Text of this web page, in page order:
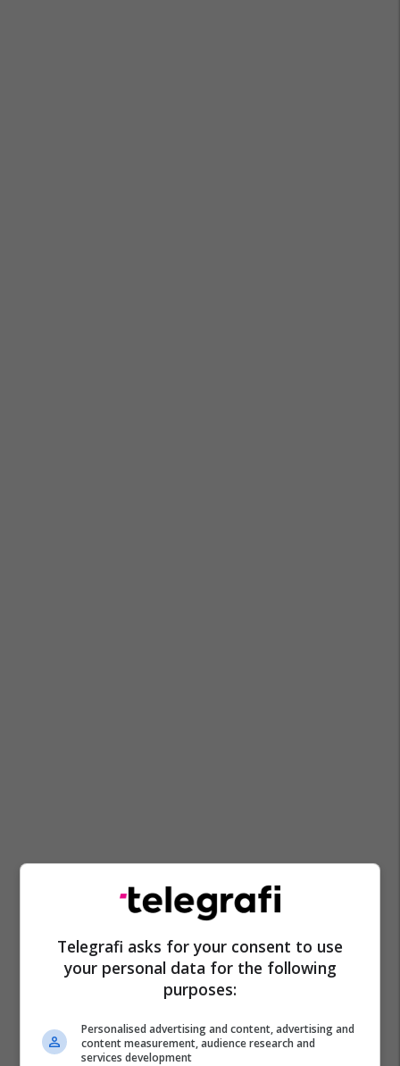
Telegrafi asks for your consent to use
your personal data for the following
purposes:
Personalised advertising and content, advertising and
content measurement, audience research and
services development